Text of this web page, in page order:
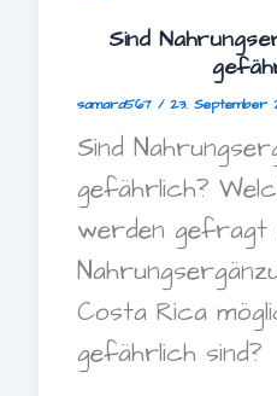
Sind
samara567 / 23. September
Sind
gefährlich?
werden gefragt
Costa Rica
gefährlich sind?